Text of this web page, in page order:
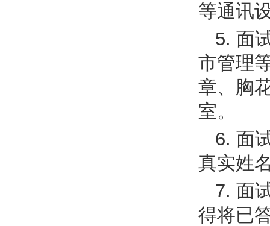
等通讯
5. 面
市管理
章、胸
室。
6. 面
真实姓
7. 面
得将已